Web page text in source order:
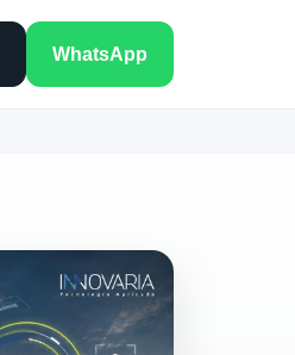
WhatsApp